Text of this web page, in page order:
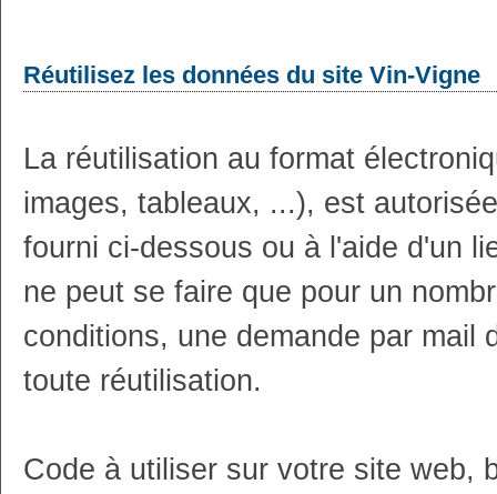
Réutilisez les données du site Vin-Vigne
La réutilisation au format
images, tableaux, ...), est
fourni ci-dessous ou à l'aide d'un
ne peut se faire que pour un
conditions, une demande par mail
toute réutilisation.
Code à utiliser sur votre site web,